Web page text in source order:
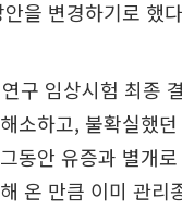
을 변경하기로 했
구 임상시험 최종
소하고, 불확실했
동안 유증과 별개
온 만큼 이미 관리